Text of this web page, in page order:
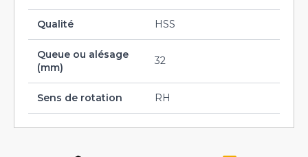
Qualité HSS
Queue ou alésage
(mm)
32
Sens de rotation RH